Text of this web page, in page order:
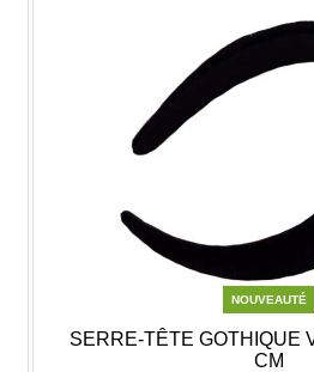
NOUVEAUTÉ
SERRE-TÊTE GOTHIQUE
CM